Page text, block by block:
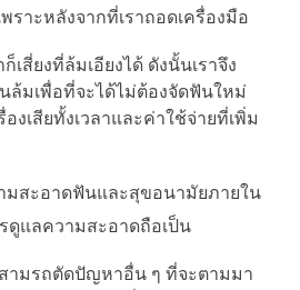
พราะหลังจากที่เราถอดเครื่องมือ
เสี่ยงที่ล้มเอียงได้ ดังนั้นเราจึง
ล้มเพื่อที่จะได้ไม่ต้องจัดฟันใหม่
องเสียทั้งเวลาและค่าใช้จ่ายที่เพิ่ม
สะอาดฟันและสุขอนามัยภายใน
ดูแลความสะอาดถือเป็น
มรถตัดปัญหาอื่น ๆ ที่จะตามมา